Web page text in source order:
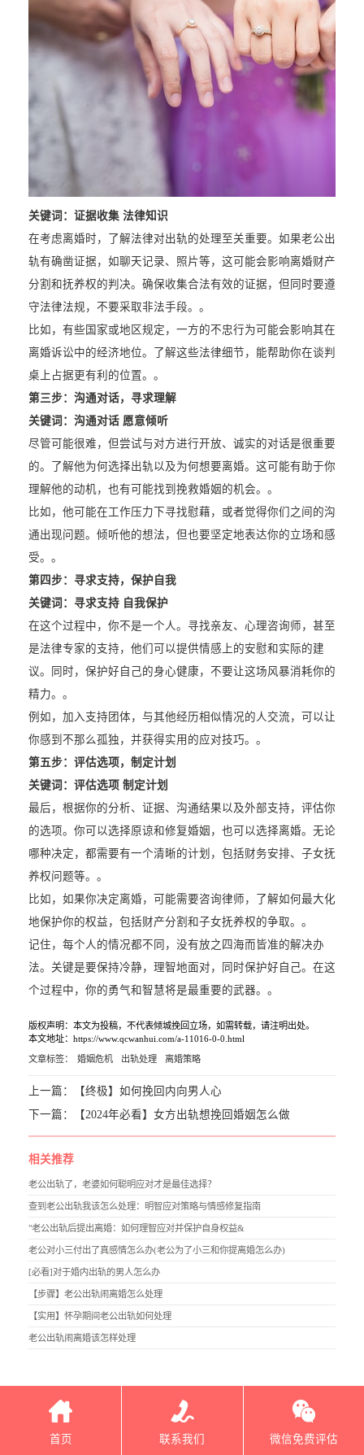
关键词：证据收集 法律知识
在考虑离婚时，了解法律对出轨的处理至关重要。如果老公出
轨有确凿证据，如聊天记录、照片等，这可能会影响离婚财产
分割和抚养权的判决。确保收集合法有效的证据，但同时要遵
守法律法规，不要采取非法手段。。
比如，有些国家或地区规定，一方的不忠行为可能会影响其在
离婚诉讼中的经济地位。了解这些法律细节，能帮助你在谈判
桌上占据更有利的位置。。
第三步：沟通对话，寻求理解
关键词：沟通对话 愿意倾听
尽管可能很难，但尝试与对方进行开放、诚实的对话是很重要
的。了解他为何选择出轨以及为何想要离婚。这可能有助于你
理解他的动机，也有可能找到挽救婚姻的机会。。
比如，他可能在工作压力下寻找慰藉，或者觉得你们之间的沟
通出现问题。倾听他的想法，但也要坚定地表达你的立场和感
受。。
第四步：寻求支持，保护自我
关键词：寻求支持 自我保护
在这个过程中，你不是一个人。寻找亲友、心理咨询师，甚至
是法律专家的支持，他们可以提供情感上的安慰和实际的建
议。同时，保护好自己的身心健康，不要让这场风暴消耗你的
精力。。
例如，加入支持团体，与其他经历相似情况的人交流，可以让
你感到不那么孤独，并获得实用的应对技巧。。
第五步：评估选项，制定计划
关键词：评估选项 制定计划
最后，根据你的分析、证据、沟通结果以及外部支持，评估你
的选项。你可以选择原谅和修复婚姻，也可以选择离婚。无论
哪种决定，都需要有一个清晰的计划，包括财务安排、子女抚
养权问题等。。
比如，如果你决定离婚，可能需要咨询律师，了解如何最大化
地保护你的权益，包括财产分割和子女抚养权的争取。。
记住，每个人的情况都不同，没有放之四海而皆准的解决办
法。关键是要保持冷静，理智地面对，同时保护好自己。在这
个过程中，你的勇气和智慧将是最重要的武器。。
版权声明：本文为投稿，不代表倾城挽回立场，如需转载，请注明出处。
本文地址：https://www.qcwanhui.com/a-11016-0-0.html
文章标签： 婚姻危机 出轨处理 离婚策略
上一篇：
【终极】如何挽回内向男人心
下一篇：
【2024年必看】女方出轨想挽回婚姻怎么做
相关推荐
老公出轨了，老婆如何聪明应对才是最佳选择？
查到老公出轨我该怎么处理：明智应对策略与情感修复指南
"老公出轨后提出离婚：如何理智应对并保护自身权益&
老公对小三付出了真感情怎么办(老公为了小三和你提离婚怎么办)
[必看]对于婚内出轨的男人怎么办
【步骤】老公出轨闹离婚怎么处理
【实用】怀孕期间老公出轨如何处理
老公出轨闹离婚该怎样处理
首页 联系我们 微信免费评估